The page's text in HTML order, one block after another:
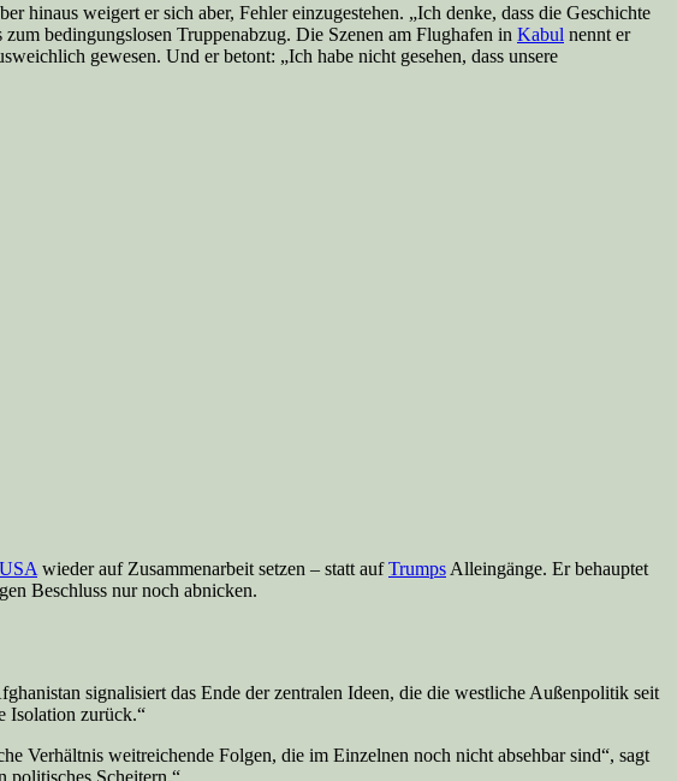
hinaus weigert er sich aber, Fehler einzugestehen. „Ich denke, dass die Geschichte
bedingungslosen Truppenabzug. Die Szenen am Flughafen in Kabul nennt er
gewesen. Und er betont: „Ich habe nicht gesehen, dass unsere
USA wieder auf Zusammenarbeit setzen – statt aufTrumps Alleingänge. Er behauptet
Beschluss nur noch abnicken.
signalisiert das Ende der zentralen Ideen, die die westliche Außenpolitik seit
Isolation zurück.“
Verhältnis weitreichende Folgen, die im Einzelnen noch nicht absehbar sind“, sagt
politisches Scheitern.“